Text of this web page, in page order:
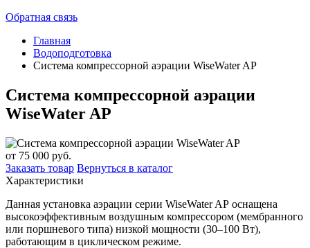
Обратная связь
Главная
Водоподготовка
Система компрессорной аэрации WiseWater AP
Система компрессорной аэрации
WiseWater AP
от 75 000 руб.
Заказать товар Вернуться в каталог
Характеристики
Данная установка аэрации серии WiseWater AP оснащена
высокоэффективным воздушным компрессором (мембранного
или поршневого типа) низкой мощности (30–100 Вт),
работающим в циклическом режиме.